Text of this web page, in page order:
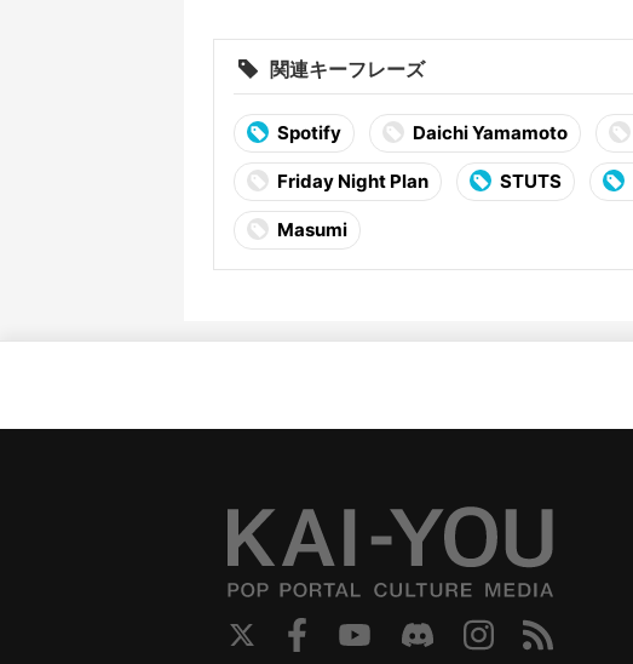
関連キーフレーズ
Spotify Daichi Yamamoto
Friday Night Plan STUTS
Masumi